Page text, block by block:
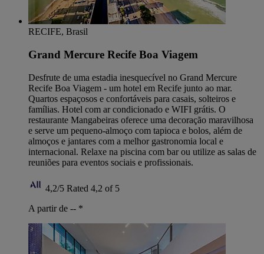
RECIFE, Brasil
Grand Mercure Recife Boa Viagem
Desfrute de uma estadia inesquecível no Grand Mercure
Recife Boa Viagem - um hotel em Recife junto ao mar.
Quartos espaçosos e confortáveis para casais, solteiros e
famílias. Hotel com ar condicionado e WIFI grátis. O
restaurante Mangabeiras oferece uma decoração maravilhosa
e serve um pequeno-almoço com tapioca e bolos, além de
almoços e jantares com a melhor gastronomia local e
internacional. Relaxe na piscina com bar ou utilize as salas de
reuniões para eventos sociais e profissionais.
4,2/5 Rated 4,2 of 5
A partir de -- *